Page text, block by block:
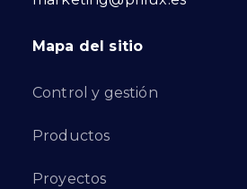
Mapa del sitio
Control y gestión
Productos
Proyectos